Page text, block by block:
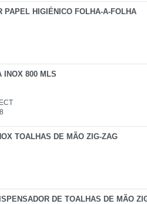
PAPEL HIGIÉNICO FOLHA-A-FOLHA
INOX 800 MLS
TOALHAS DE MÃO ZIG-ZAG
DE TOALHAS DE MÃO